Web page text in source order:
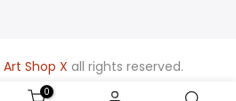
Art Shop X all rights reserved.
0